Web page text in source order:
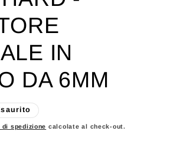
IN
DA 6MM
di spedizione calcolate al check-out.